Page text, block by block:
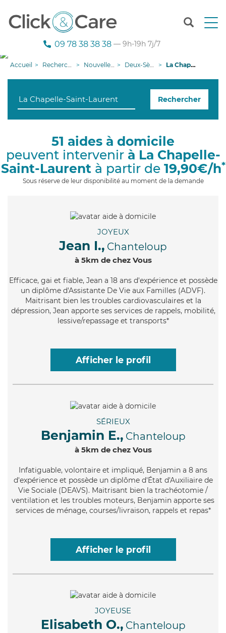
T
n
g
i
o
n
09 78 38 38 38 — 9h-19h 7j/7
Accueil Recherche aide à domicile Nouvelle-Aquitaine Deux-Sèvres La Chapelle-Saint-Laurent
Rechercher
51 aides à domicile
peuvent intervenir à La Chapelle-
Saint-Laurentà partir de 19,90€/h*
Sous réserve de leur disponibilité au moment de la demande
JOYEUX
Jean I., Chanteloup
à 5km de chez Vous
Efficace, gai et fiable, Jean a 18 ans d'expérience et possède
un diplôme d'Assistante De Vie aux Familles (ADVF).
Maitrisant bien les troubles cardiovasculaires et la
dépression, Jean apporte ses services de rappels, mobilité,
lessive/repassage et transports*
Afficher le profil
SÉRIEUX
Benjamin E., Chanteloup
à 5km de chez Vous
Infatiguable, volontaire et impliqué, Benjamin a 8 ans
d'expérience et possède un diplôme d'État d'Auxiliaire de
Vie Sociale (DEAVS). Maitrisant bien la trachéotomie /
ventilation et les troubles moteurs, Benjamin apporte ses
services de ménage, courses/livraison, rappels et repas*
Afficher le profil
JOYEUSE
Elisabeth O., Chanteloup